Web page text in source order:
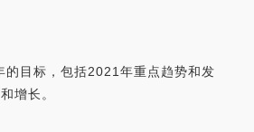
目标，包括2021年重点趋势和发
增长。